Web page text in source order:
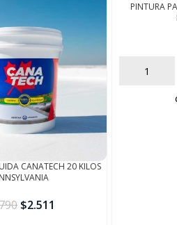
CANATECH 20 KILOS
$2.511
PINTURA
AÑADIR